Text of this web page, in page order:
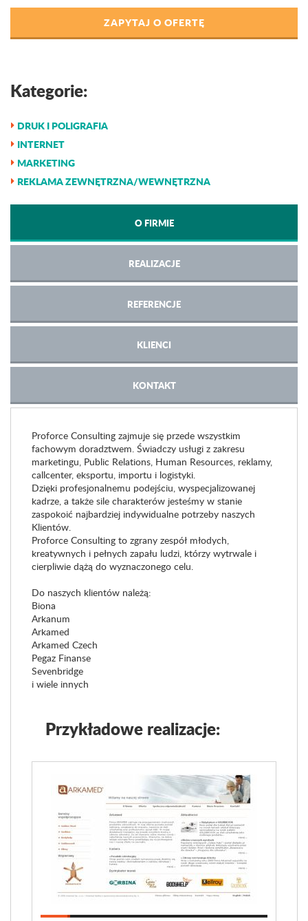
ZAPYTAJ O OFERTĘ
Kategorie:
DRUK I POLIGRAFIA
INTERNET
MARKETING
REKLAMA ZEWNĘTRZNA/WEWNĘTRZNA
O FIRMIE
REALIZACJE
REFERENCJE
KLIENCI
KONTAKT
Proforce Consulting zajmuje się przede wszystkim
fachowym doradztwem. Świadczy usługi z zakresu
marketingu, Public Relations, Human Resources, reklamy,
callcenter, eksportu, importu i logistyki.
Dzięki profesjonalnemu podejściu, wyspecjalizowanej
kadrze, a także sile charakterów jesteśmy w stanie
zaspokoić najbardziej indywidualne potrzeby naszych
Klientów.
Proforce Consulting to zgrany zespół młodych,
kreatywnych i pełnych zapału ludzi, którzy wytrwale i
cierpliwie dążą do wyznaczonego celu.
Do naszych klientów należą:
Biona
Arkanum
Arkamed
Arkamed Czech
Pegaz Finanse
Sevenbridge
i wiele innych
Przykładowe realizacje: